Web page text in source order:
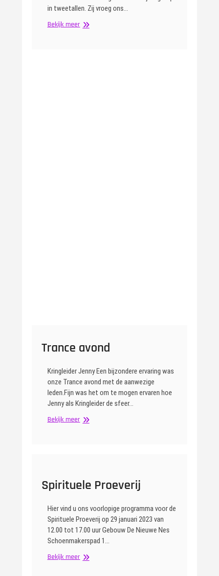
in tweetallen. Zij vroeg ons…
Bekijk meerCreatieve
Trance avond
Kringleider Jenny Een bijzondere ervaring was
onze Trance avond met de aanwezige
leden.Fijn was het om te mogen ervaren hoe
Jenny als Kringleider de sfeer…
Bekijk meerTrance
Spirituele Proeverij
Hier vind u ons voorlopige programma voor de
Spirituele Proeverij op 29 januari 2023 van
12.00 tot 17.00 uur Gebouw De Nieuwe Nes
Schoenmakerspad 1…
Bekijk meerSpirituele